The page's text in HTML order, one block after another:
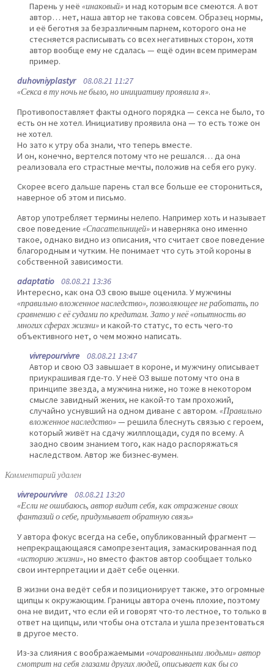
Парень у неё «инаковый»и над которым все смеются. А вот
автор… нет, наша автор не такова совсем. Образец нормы,
и её беготня за безразличным парнем, которого она не
стесняется расписывать со всех негативных сторон, хотя
автор вообще ему не сдалась — ещё один всем примерам
пример.
duhovniyplastyr08.08.21 11:27
«Секса в ту ночь не было, но инициативу проявила я».
Противопоставляет факты одного порядка — секса не было, то
есть он не хотел. Инициативу проявила она — то есть тоже он
не хотел.
Но зато к утру оба знали, что теперь вместе.
И он, конечно, вертелся потому что не решался… да она
реализовала его страстные мечты, положив на себя его руку.
Скорее всего дальше парень стал все больше ее сторониться,
наверное об этом и письмо.
Автор употребляет термины нелепо. Например хоть и называет
свое поведение «Спасательницей»и наверняка оно именно
такое, однако видно из описания, что считает свое поведение
благородным и чутким. Не понимает что суть этой короны в
собственной зависимости.
adaptatio08.08.21 13:36
Интересно, как она ОЗ свою выше оценила. У мужчины
«правильно вложенное наследство», позволяющее не работать, по
сравнению с её судами по кредитам. Зато у неё «опытность во
многих сферах жизни»и какой-то статус, то есть чего-то
объективного нет, о чем можно написать.
vivrepourvivre 08.08.21 13:47
Автор и свою ОЗ завышает в короне, и мужчину описывает
приукрашивая где-то. У неё ОЗ выше потому что она в
принципе звезда, а мужчина ниже, но тоже в некотором
смысле завидный жених, не какой-то там прохожий,
случайно уснувший на одном диване с автором. «Правильно
вложенное наследство»— решила блеснуть связью с героем,
который живёт на сдачу жилплощади, судя по всему. А
заодно своим знанием того, как надо распоряжаться
наследством. Автор же бизнес-вумен.
Комментарий удален
vivrepourvivre 08.08.21 13:20
«Если не ошибаюсь, автор видит себя, как отражение своих
фантазий о себе, придумывает обратную связь»
У автора фокус всегда на себе, опубликованный фрагмент —
непрекращающаяся самопрезентация, замаскированная под
«историю жизни», но вместо фактов автор сообщает только
свои интерпретации и даёт себе оценки.
В жизни она ведёт себя и позиционирует также, это огромные
щипцы к окружающим. Границы автора очень плохие, поэтому
она не видит, что если ей и говорят что-то лестное, то только в
ответ на щипцы, или чтобы она отстала и ушла презентоваться
в другое место.
Из-за слияния с воображаемыми «очарованными людьми» автор
смотрит на себя глазами других людей, описывает как бы со